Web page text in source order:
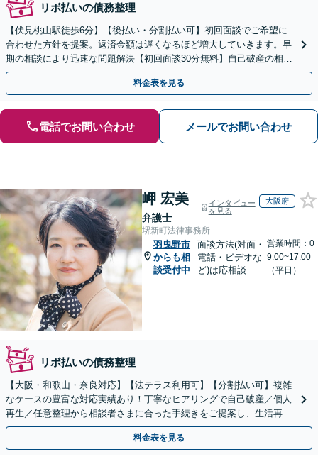
リボ払いの債務整理
【伏見桃山駅徒歩6分】【後払い・分割払い可】初回面談でご希望に
合わせた方針を提案。返済金額は遅くなるほど増大していきます。早
期の相談により迅速な問題解決【初回面談30分無料】自己破産の相談
や、自宅や愛車を残したい方もお任せください。
料金表を見る
電話でお問い合わせ メールでお問い合わせ
岬 宏美
弁護士
インタビュー
を見る
大阪府
堺新町法律事務所
羽曳野市
からも相
談受付中
面談方法(対面・
電話・ビデオな
ど)は応相談
営業時間：0
9:00~17:00
（平日）
リボ払いの債務整理
【大阪・和歌山・奈良対応】【法テラス利用可】【分割払い可】複雑
なケースの豊富な対応実績あり！丁寧なヒアリングで自己破産／個人
再生／任意整理から相談者さまに合った手続きをご提案し、生活再建
に向けて全力でサポートします【完全個室】
料金表を見る